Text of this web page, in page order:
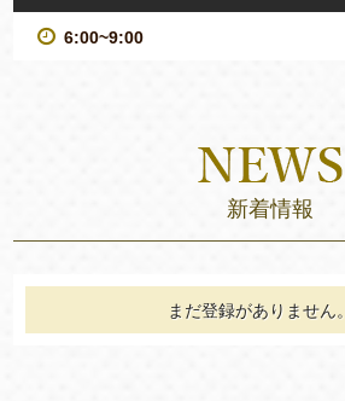
6:00~9:00
新着情報
まだ登録がありません。